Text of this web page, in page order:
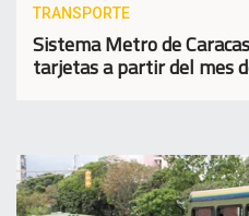
TRANSPORTE
Sistema Metro de
tarjetas a partir del mes